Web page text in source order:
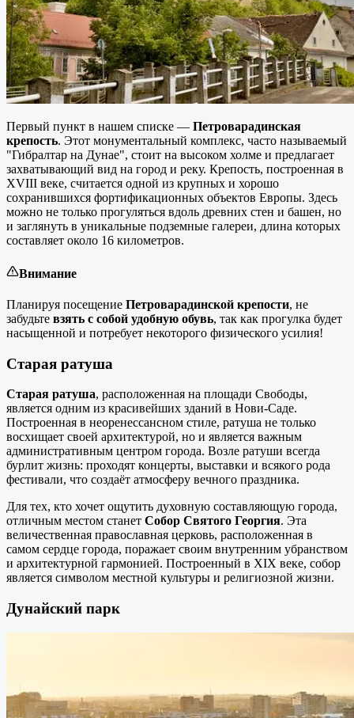
Первый пункт в нашем списке — Петроварадинская
крепость. Этот монументальный комплекс, часто называемый
"Гибралтар на Дунае", стоит на высоком холме и предлагает
захватывающий вид на город и реку. Крепость, построенная в
XVIII веке, считается одной из крупных и хорошо
сохранившихся фортификационных объектов Европы. Здесь
можно не только прогуляться вдоль древних стен и башен, но
и заглянуть в уникальные подземные галереи, длина которых
составляет около 16 километров.
Внимание
Планируя посещение Петроварадинской крепости, не
забудьте взять с собой удобную обувь, так как прогулка будет
насыщенной и потребует некоторого физического усилия!
Старая ратуша
Старая ратуша, расположенная на площади Свободы,
является одним из красивейших зданий в Нови-Саде.
Построенная в неоренессансном стиле, ратуша не только
восхищает своей архитектурой, но и является важным
административным центром города. Возле ратуши всегда
бурлит жизнь: проходят концерты, выставки и всякого рода
фестивали, что создаёт атмосферу вечного праздника.
Для тех, кто хочет ощутить духовную составляющую города,
отличным местом станет Собор Святого Георгия. Эта
величественная православная церковь, расположенная в
самом сердце города, поражает своим внутренним убранством
и архитектурной гармонией. Построенный в XIX веке, собор
является символом местной культуры и религиозной жизни.
Дунайский парк